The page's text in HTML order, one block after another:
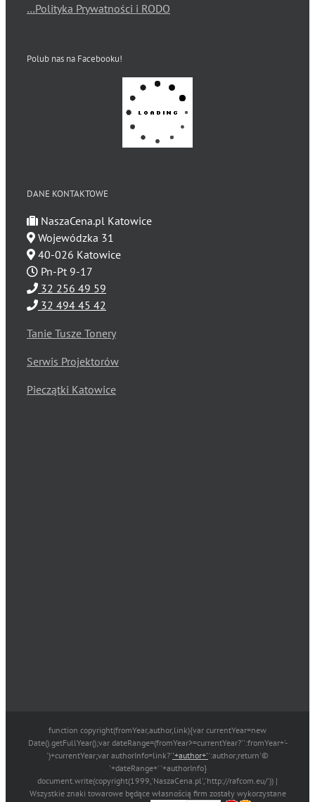
…Polityka Prywatności i RODO
Polub nas na Facebooku!
DANE KONTAKTOWE
NaszaCena.pl Katowice
Wojewódzka 31
40-026 Katowice
Pn-Pt 9-17
32 256 49 59
32 494 45 42
Tanie Tusze Tonery
Serwis Projektorów
Pieczątki Katowice
function copyright(fromYear,author,link){var currentYear=new
Date().getFullYear();var dateRange=(fromYear>=currentYear?'':fromYear+'-
')+currentYear;var authorInfo=link?''+author+'':author;return'©
'+dateRange+' '+authorInfo}
document.write(copyright(1999,'NaszaCena.pl','http://rafcom.eu/')) |
Wszystkie znaki towarowe będące własnością firm zostały wykorzystane